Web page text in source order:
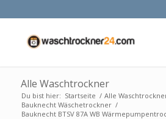
Alle Waschtrockner
Du bist hier: Startseite / Alle
Bauknecht Wäschetrockner /
Bauknecht BTSV 87A WB